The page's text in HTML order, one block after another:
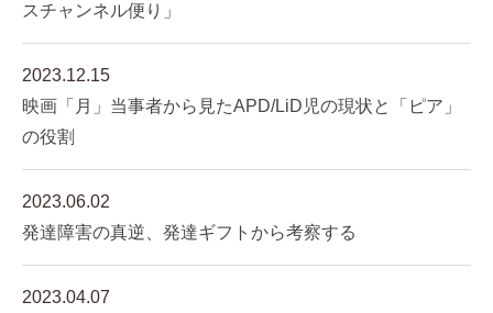
スチャンネル便り」
2023.12.15
映画「月」当事者から見たAPD/LiD児の現状と「ピア」
の役割
2023.06.02
発達障害の真逆、発達ギフトから考察する
2023.04.07